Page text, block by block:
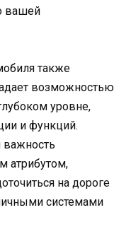
вашей
также
возможностью
уровне,
и функций.
важность
атрибутом,
на дороге
системами